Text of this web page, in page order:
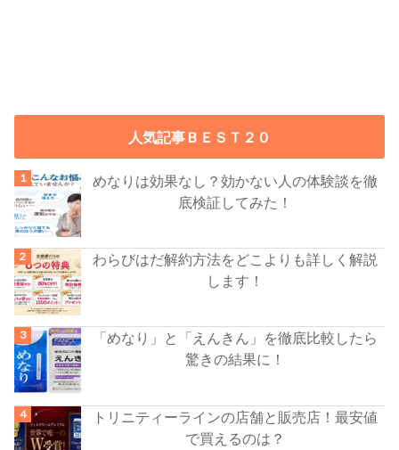
人気記事ＢＥＳＴ２０
めなりは効果なし？効かない人の体験談を徹
底検証してみた！
わらびはだ解約方法をどこよりも詳しく解説
します！
「めなり」と「えんきん」を徹底比較したら
驚きの結果に！
トリニティーラインの店舗と販売店！最安値
で買えるのは？